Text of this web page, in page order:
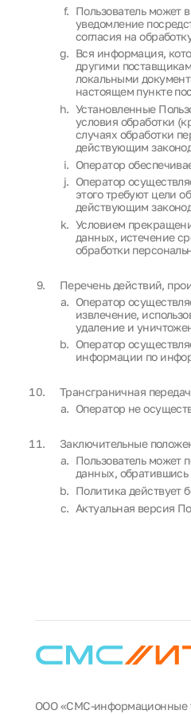
Пользователь может
уведомление
согласия на
Вся информация,
другими
локальными
настоящем пункте
Установленные
условия обработки
случаях обработки
действующим
Оператор
Оператор
этого требуют цели
действующим
Условием
данных, истечение
обработки
Перечень действий,
Оператор
извлечение,
удаление и
Оператор
информации по
Трансграничная
Оператор не
Заключительные
Пользователь может
данных,
Политика действует
Актуальная версия
ООО «СМС-информационные